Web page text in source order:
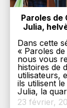
Paroles de
Julia,
Dans cette
« Paroles
nous vous
histoires de
utilisateurs,
ils utilisent
Julia, la
23 février,